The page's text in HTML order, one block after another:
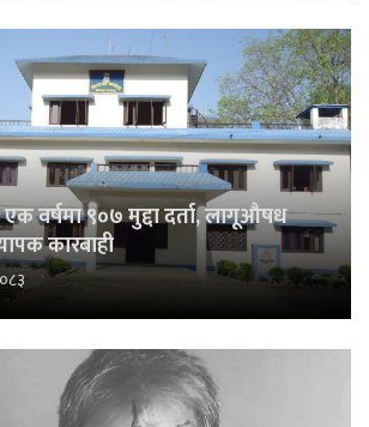
एक वर्षमा ९०७ मुद्दा दर्ता, लागूऔषध
कारबाही